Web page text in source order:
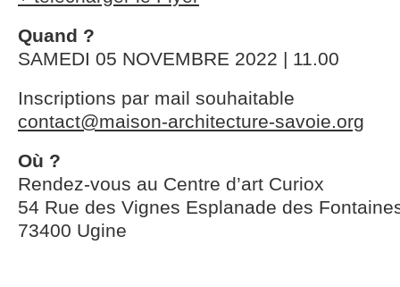
Quand ?
SAMEDI 05 NOVEMBRE 2022 | 11.00
Inscriptions par mail souhaitable
contact@maison-architecture-savoie.org
Où ?
Rendez-vous au Centre d’art Curiox
54 Rue des Vignes Esplanade des
73400 Ugine